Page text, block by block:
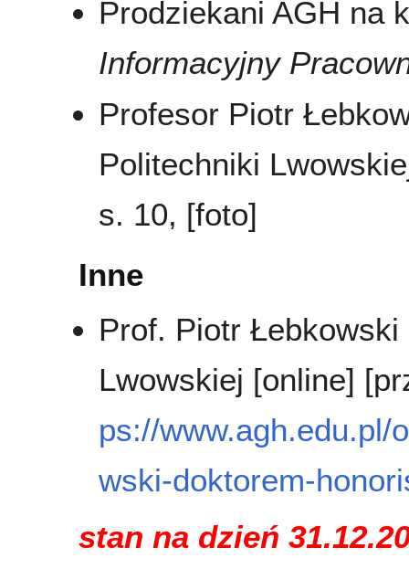
Prodziekani AGH na
Informacyjny
Profesor Piotr
Politechniki
s. 10, [foto]
Inne
Prof. Piotr
Lwowskiej [online]
ps://www.agh.edu.pl/
wski-doktorem-
stan na dzień